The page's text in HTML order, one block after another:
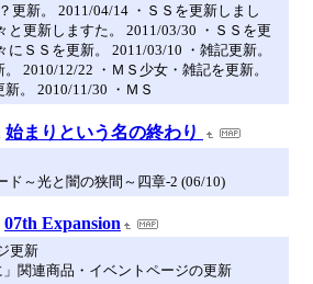
更新。 2011/04/14 ・ＳＳを更新しまし
と更新しますた。 2011/03/30 ・ＳＳを更
にＳＳを更新。 2011/03/10 ・雑記更新。
2010/12/22 ・ＭＳ少女・雑記を更新。
。 2010/11/30 ・ＭＳ
始まりという名の終わり
ド～光と闇の狭間～四章-2 (06/10)
07th Expansion
更新
」関連商品・イベントページの更新